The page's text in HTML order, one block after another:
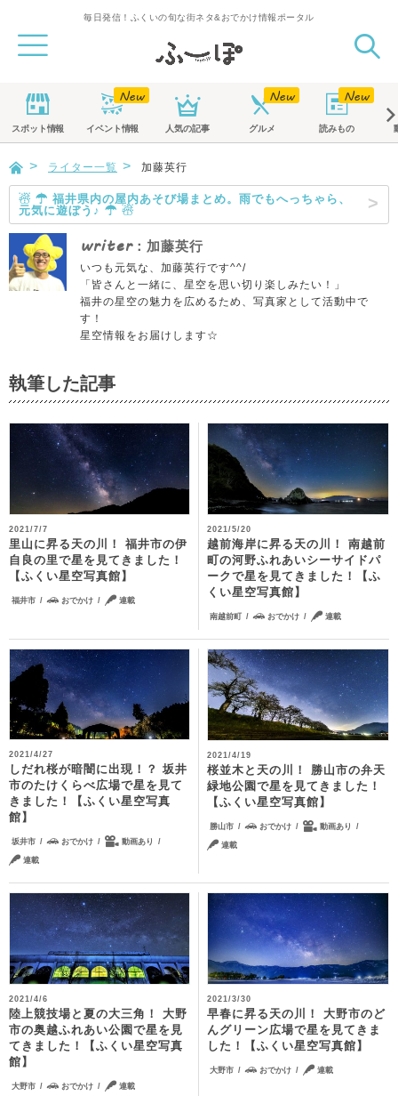
毎日発信！ふくいの旬な街ネタ&おでかけ情報ポータル
スポット情報 イベント情報 人気の記事 グルメ 読みもの
ライター一覧 加藤英行
☃ ☂ 福井県内の屋内あそび場まとめ。雨でもへっちゃら、
元気に遊ぼう♪ ☂ ☃
writer：加藤英行
いつも元気な、加藤英行です^^/
「皆さんと一緒に、星空を思い切り楽しみたい！」
福井の星空の魅力を広めるため、写真家として活動中で
す！
星空情報をお届けします☆
執筆した記事
2021/7/7
里山に昇る天の川！ 福井市の伊
自良の里で星を見てきました！
【ふくい星空写真館】
福井市 おでかけ 連載
2021/5/20
越前海岸に昇る天の川！ 南越前
町の河野ふれあいシーサイドパ
ークで星を見てきました！【ふ
くい星空写真館】
南越前町 おでかけ 連載
2021/4/27
しだれ桜が暗闇に出現！？ 坂井
市のたけくらべ広場で星を見て
きました！【ふくい星空写真
館】
坂井市 おでかけ 動画あり
連載
2021/4/19
桜並木と天の川！ 勝山市の弁天
緑地公園で星を見てきました！
【ふくい星空写真館】
勝山市 おでかけ 動画あり
連載
2021/4/6
陸上競技場と夏の大三角！ 大野
市の奥越ふれあい公園で星を見
てきました！【ふくい星空写真
館】
大野市 おでかけ 連載
2021/3/30
早春に昇る天の川！ 大野市のど
んグリーン広場で星を見てきま
した！【ふくい星空写真館】
大野市 おでかけ 連載